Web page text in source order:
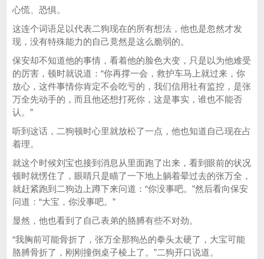
心慌、恐惧。
这连个词语足以代表二狗现在的所有想法，他也是忽然才发
现，没有特殊能力的自己竟然是这么脆弱的。
保安却不知道他的事情，看着他的脸色大变，只是以为他难受
的厉害，顿时就说道：“你再撑一会，救护车马上就过来，你
放心，这件事情你肯定不会吃亏的，我们信用社有监控，是张
万全先动手的，而且他还想打死你，这是事实，谁也不能否
认。”
听到这话，二狗顿时心里就放松了一点，他也知道自己现在占
着理。
就这个时候刘宝也接到消息从里面跑了出来，看到眼前的状况
顿时就愣住了，眼睛只是瞄了一下地上躺着晕过去的张万全，
就赶紧跑到二狗边上蹲下来问道：“你没事吧。”然后看向保安
问道：“大宝，你没事吧。”
显然，他也看到了自己表弟的胳膊有些不对劲。
“我胸前可能骨折了，张万全那狗怂的拳头太硬了，大宝可能
胳膊骨折了，刚刚撞倒桌子棱上了。”二狗开口说道。